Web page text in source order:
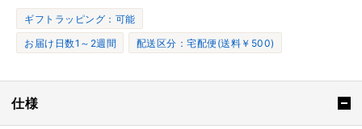
ギフトラッピング：可能
お届け日数1～2週間
配送区分：宅配便(送料￥500)
仕様